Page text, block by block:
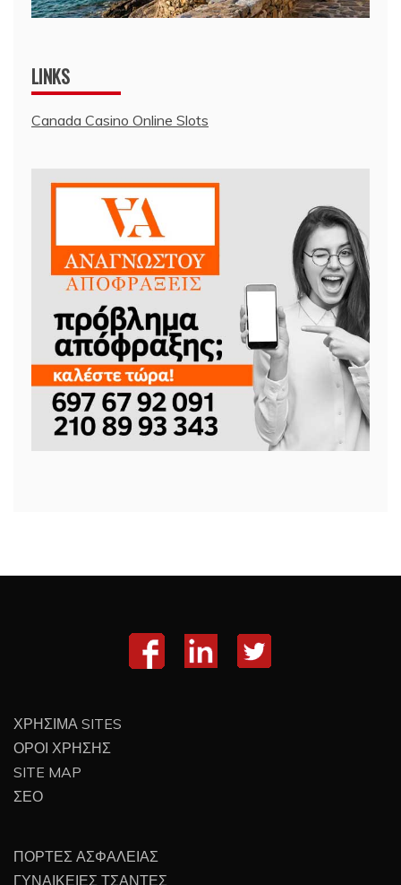
LINKS
Canada Casino Online Slots
ΧΡΗΣΙΜΑ SITES
ΟΡΟΙ ΧΡΗΣΗΣ
SITE MAP
ΣΕΟ
ΠΟΡΤΕΣ ΑΣΦΑΛΕΙΑΣ
ΓΥΝΑΙΚΕΙΕΣ ΤΣΑΝΤΕΣ